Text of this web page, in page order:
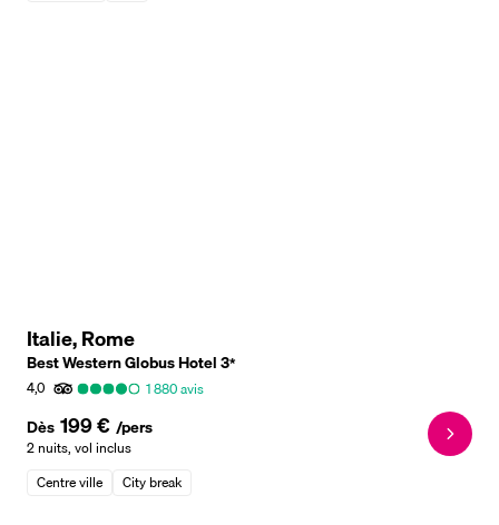
Italie, Rome
Best Western Globus Hotel3*
4,0
1 880avis
Dès 199 € /pers
2 nuits, vol inclus
Centre ville
City break